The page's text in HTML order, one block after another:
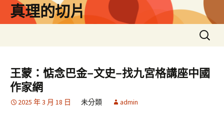
真理的切片
搜
尋
鍵
字:
王蒙：惦念巴金–文史–找九宮格講座中國
作家網
2025 年 3 月 18 日 未分類 admin